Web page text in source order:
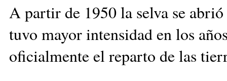
A partir de 1950 la selva se
tuvo mayor intensidad en los
oficialmente el reparto de las